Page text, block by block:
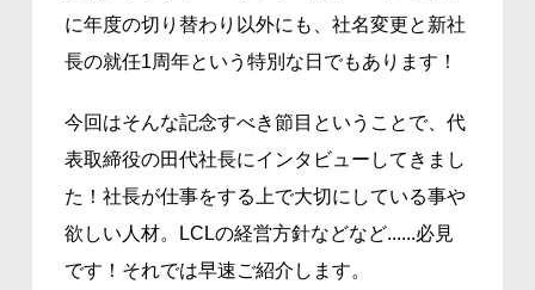
に年度の切り替わり以外にも、社名変更と新社
長の就任1周年という特別な日でもあります！
今回はそんな記念すべき節目ということで、代
表取締役の田代社長にインタビューしてきまし
た！社長が仕事をする上で大切にしている事や
欲しい人材。LCLの経営方針などなど......必見
です！それでは早速ご紹介します。